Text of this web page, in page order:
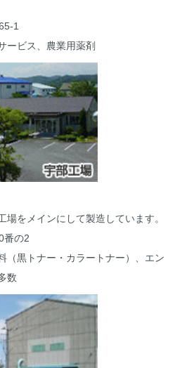
1
ービス、農業用薬剤
場をメインにして製造しています。
番の2
（黒トナー・カラートナー）、エン
数